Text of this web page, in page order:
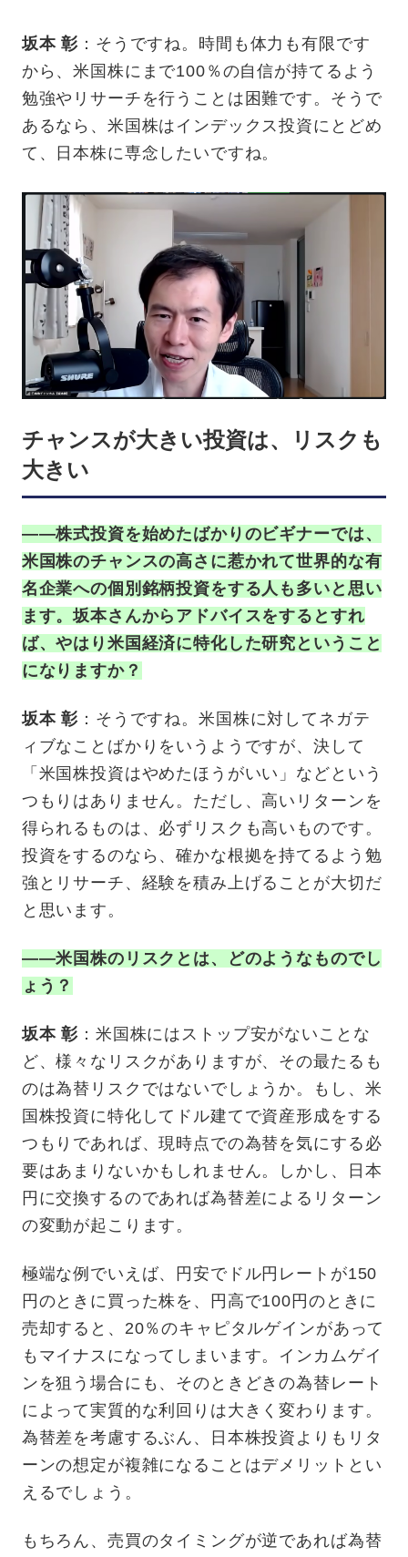
坂本 彰 ：そうですね。時間も体力も有限です
から、米国株にまで100％の自信が持てるよう
勉強やリサーチを行うことは困難です。そうで
あるなら、米国株はインデックス投資にとどめ
て、日本株に専念したいですね。
チャンスが大きい投資は、リスクも
大きい
——株式投資を始めたばかりのビギナーでは、
米国株のチャンスの高さに惹かれて世界的な有
名企業への個別銘柄投資をする人も多いと思い
ます。坂本さんからアドバイスをするとすれ
ば、やはり米国経済に特化した研究ということ
になりますか？
坂本 彰 ：そうですね。米国株に対してネガテ
ィブなことばかりをいうようですが、決して
「米国株投資はやめたほうがいい」などという
つもりはありません。ただし、高いリターンを
得られるものは、必ずリスクも高いものです。
投資をするのなら、確かな根拠を持てるよう勉
強とリサーチ、経験を積み上げることが大切だ
と思います。
——米国株のリスクとは、どのようなものでし
ょう？
坂本 彰 ：米国株にはストップ安がないことな
ど、様々なリスクがありますが、その最たるも
のは為替リスクではないでしょうか。もし、米
国株投資に特化してドル建てで資産形成をする
つもりであれば、現時点での為替を気にする必
要はあまりないかもしれません。しかし、日本
円に交換するのであれば為替差によるリターン
の変動が起こります。
極端な例でいえば、円安でドル円レートが150
円のときに買った株を、円高で100円のときに
売却すると、20％のキャピタルゲインがあって
もマイナスになってしまいます。インカムゲイ
ンを狙う場合にも、そのときどきの為替レート
によって実質的な利回りは大きく変わります。
為替差を考慮するぶん、日本株投資よりもリタ
ーンの想定が複雑になることはデメリットとい
えるでしょう。
もちろん、売買のタイミングが逆であれば為替